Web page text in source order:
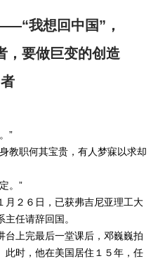
我想回中国”，
，要做巨变的创造
者
”
教职何其宝贵，有人梦寐以求却
。”
月２６日，已获弗吉尼亚理工大
任请辞回国。
台上完最后一堂课后，邓巍巍拍
此时，他在美国居住１５年，任